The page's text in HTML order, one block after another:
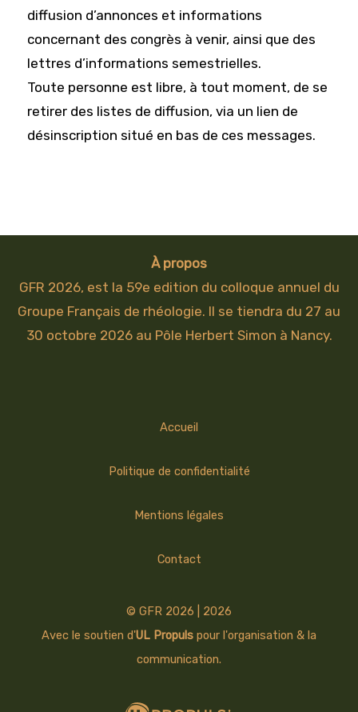
diffusion d’annonces et informations
concernant des congrès à venir, ainsi que des
lettres d’informations semestrielles.
Toute personne est libre, à tout moment, de se
retirer des listes de diffusion, via un lien de
désinscription situé en bas de ces messages.
À propos
GFR 2026, est la 59e edition du colloque annuel du
Groupe Français de rhéologie. Il se tiendra du 27 au
30 octobre 2026 au Pôle Herbert Simon à Nancy.
Accueil
Politique de confidentialité
Mentions légales
Contact
© GFR 2026 | 2026
Avec le soutien d'UL Propuls pour l'organisation & la
communication.